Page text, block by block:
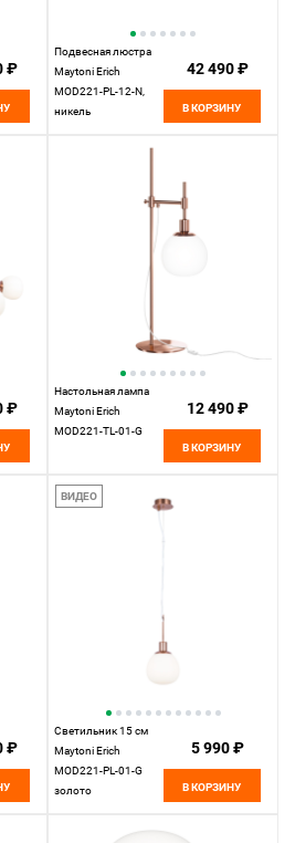
₽
Подвесная люстра
Maytoni Erich
MOD221-PL-12-N,
никель
42 490 ₽
В КОРЗИНУ
₽
Настольная лампа
Maytoni Erich
MOD221-TL-01-G
12 490 ₽
В КОРЗИНУ
₽
ВИДЕО
Светильник 15 см
Maytoni Erich
MOD221-PL-01-G
золото
5 990 ₽
В КОРЗИНУ